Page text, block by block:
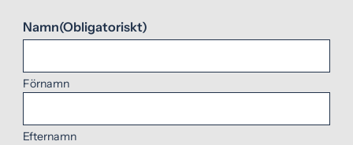
Namn(Obligatoriskt)
Förnamn
Efternamn